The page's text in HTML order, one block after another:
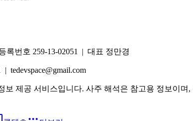
록번호 259-13-02051 | 대표 정만경
tedevspace@gmail.com
보 제공 서비스입니다. 사주 해석은 참고용 정보이